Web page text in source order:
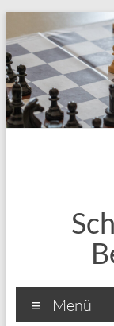
Inhalt
springen
Menü